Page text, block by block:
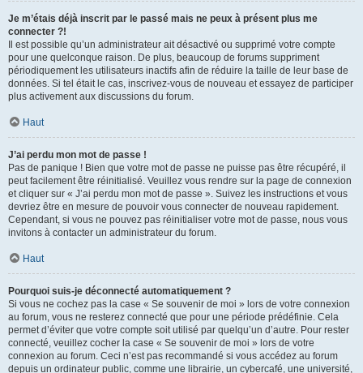
Je m’étais déjà inscrit par le passé mais ne peux à présent plus me
connecter ?!
Il est possible qu’un administrateur ait désactivé ou supprimé votre compte
pour une quelconque raison. De plus, beaucoup de forums suppriment
périodiquement les utilisateurs inactifs afin de réduire la taille de leur base de
données. Si tel était le cas, inscrivez-vous de nouveau et essayez de participer
plus activement aux discussions du forum.
Haut
J’ai perdu mon mot de passe !
Pas de panique ! Bien que votre mot de passe ne puisse pas être récupéré, il
peut facilement être réinitialisé. Veuillez vous rendre sur la page de connexion
et cliquer sur « J’ai perdu mon mot de passe ». Suivez les instructions et vous
devriez être en mesure de pouvoir vous connecter de nouveau rapidement.
Cependant, si vous ne pouvez pas réinitialiser votre mot de passe, nous vous
invitons à contacter un administrateur du forum.
Haut
Pourquoi suis-je déconnecté automatiquement ?
Si vous ne cochez pas la case « Se souvenir de moi » lors de votre connexion
au forum, vous ne resterez connecté que pour une période prédéfinie. Cela
permet d’éviter que votre compte soit utilisé par quelqu’un d’autre. Pour rester
connecté, veuillez cocher la case « Se souvenir de moi » lors de votre
connexion au forum. Ceci n’est pas recommandé si vous accédez au forum
depuis un ordinateur public, comme une librairie, un cybercafé, une université,